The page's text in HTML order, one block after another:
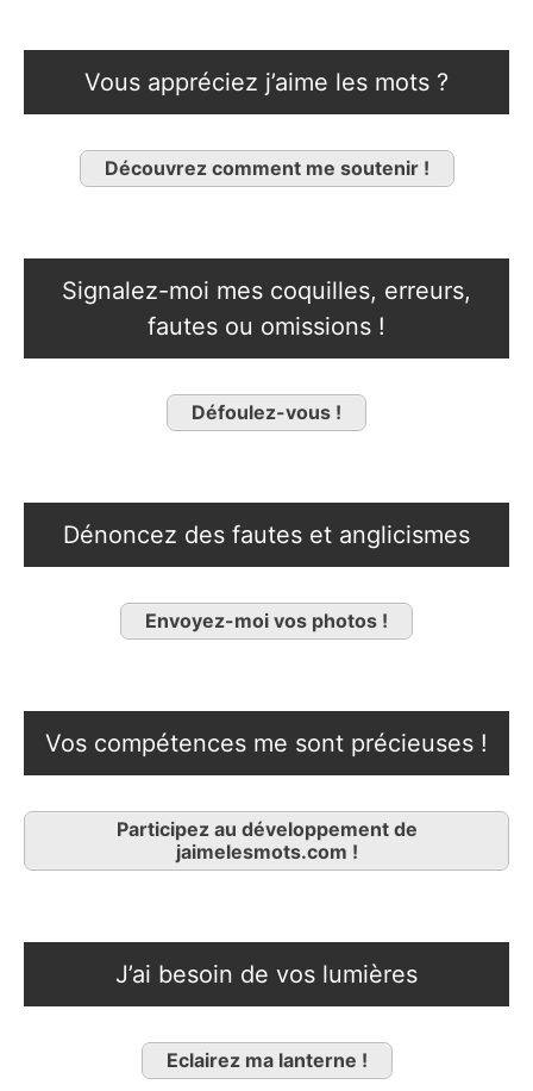
Vous appréciez j’aime les mots ?
Découvrez comment me soutenir !
Signalez-moi mes coquilles, erreurs,
fautes ou omissions !
Défoulez-vous !
Dénoncez des fautes et anglicismes
Envoyez-moi vos photos !
Vos compétences me sont précieuses !
Participez au développement de
jaimelesmots.com !
J’ai besoin de vos lumières
Eclairez ma lanterne !